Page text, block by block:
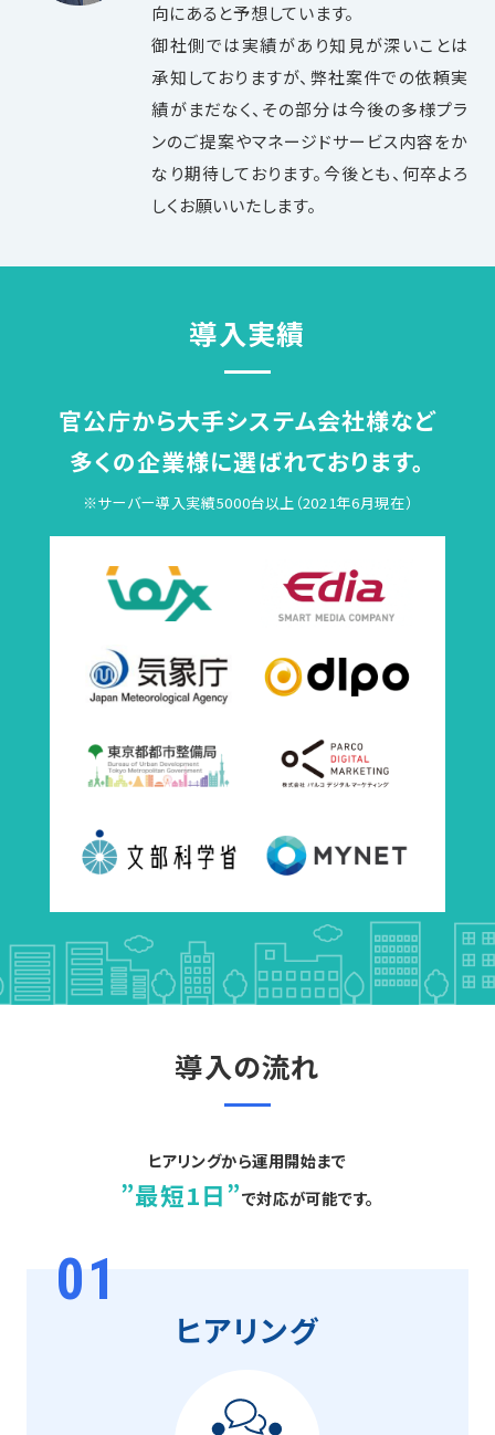
向にあると予想しています。
御社側では実績があり知見が深いことは
承知しておりますが、弊社案件での依頼実
績がまだなく、その部分は今後の多様プラ
ンのご提案やマネージドサービス内容をか
なり期待しております。今後とも、何卒よろ
しくお願いいたします。
導入実績
官公庁から大手システム会社様など
多くの企業様に選ばれております。
※サーバー導入実績5000台以上（2021年6月現在）
導入の流れ
ヒアリングから運用開始まで
”最短1日”で対応が可能です。
01
ヒアリング